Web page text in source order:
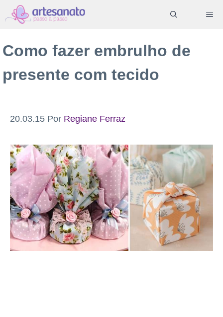
Pular
para
conteúdo
Como fazer embrulho de
presente com tecido
20.03.15 Por Regiane Ferraz